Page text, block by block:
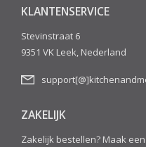
KLANTENSERVICE
Stevinstraat 6
9351 VK Leek, Nederland
ZAKELIJK
Zakelijk bestellen? Maak